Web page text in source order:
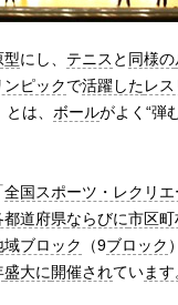
型にし、 テニス と 同様の
ンピックで活躍したレ
とは、 ボールがよく“弾
全国スポーツ・レクリ
都道府県ならびに市区町
域ブロック （9ブロック
盛大に開催されています